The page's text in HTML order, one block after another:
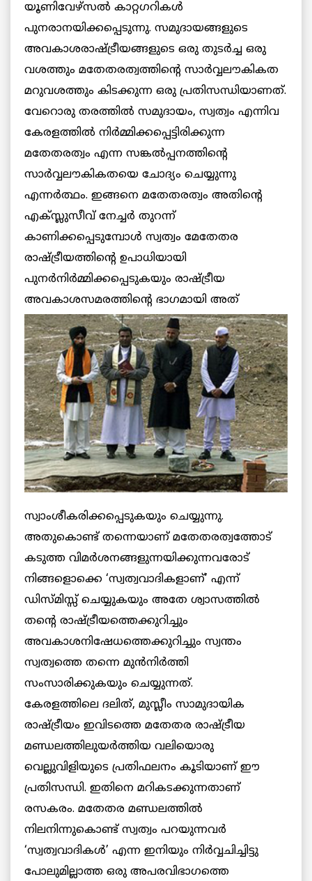
യൂണിവേഴ്‌സല്‍ കാറ്റഗറികള്‍
പുനരാനയിക്കപ്പെടുന്നു. സമുദായങ്ങളുടെ
അവകാശരാഷ്ട്രീയങ്ങളുടെ ഒരു തുടര്‍ച്ച ഒരു
വശത്തും മതേതരത്വത്തിന്റെ സാര്‍വ്വലൗകികത
മറുവശത്തും കിടക്കുന്ന ഒരു പ്രതിസന്ധിയാണത്.
വേറൊരു തരത്തില്‍ സമുദായം, സ്വത്വം എന്നിവ
കേരളത്തില്‍ നിര്‍മ്മിക്കപ്പെട്ടിരിക്കുന്ന
മതേതരത്വം എന്ന സങ്കല്‍പ്പനത്തിന്റെ
സാര്‍വ്വലൗകികതയെ ചോദ്യം ചെയ്യുന്നു
എന്നര്‍ത്ഥം. ഇങ്ങനെ മതേതരത്വം അതിന്റെ
എക്സ്ലുസീവ് നേച്ചര്‍ തുറന്ന്
കാണിക്കപ്പെടുമ്പോള്‍ സ്വത്വം മേതേതര
രാഷ്ട്രീയത്തിന്റെ ഉപാധിയായി
പുനര്‍നിര്‍മ്മിക്കപ്പെടുകയും രാഷ്ട്രീയ
അവകാശസമരത്തിന്റെ ഭാഗമായി അത്
സ്വാംശീകരിക്കപ്പെടുകയും ചെയ്യുന്നു.
അതുകൊണ്ട് തന്നെയാണ് മതേതരത്വത്തോട്
കടുത്ത വിമര്‍ശനങ്ങളുന്നയിക്കുന്നവരോട്
നിങ്ങളൊക്കെ ‘സ്വത്വവാദികളാണ്’ എന്ന്
ഡിസ്മിസ്സ് ചെയ്യുകയും അതേ ശ്വാസത്തില്‍
തന്റെ രാഷ്ട്രീയത്തെക്കുറിച്ചും
അവകാശനിഷേധത്തെക്കുറിച്ചും സ്വന്തം
സ്വത്വത്തെ തന്നെ മുന്‍നിര്‍ത്തി
സംസാരിക്കുകയും ചെയ്യുന്നത്.
കേരളത്തിലെ ദലിത്, മുസ്ലീം സാമുദായിക
രാഷ്ട്രീയം ഇവിടത്തെ മതേതര രാഷ്ട്രീയ
മണ്ഡലത്തിലുയര്‍ത്തിയ വലിയൊരു
വെല്ലുവിളിയുടെ പ്രതിഫലനം കൂടിയാണ് ഈ
പ്രതിസന്ധി. ഇതിനെ മറികടക്കുന്നതാണ്
രസകരം. മതേതര മണ്ഡലത്തില്‍
നിലനിന്നുകൊണ്ട് സ്വത്വം പറയുന്നവര്‍
‘സ്വത്വവാദികള്‍’ എന്ന ഇനിയും നിര്‍വ്വചിച്ചിട്ടു
പോലുമില്ലാത്ത ഒരു അപരവിഭാഗത്തെ